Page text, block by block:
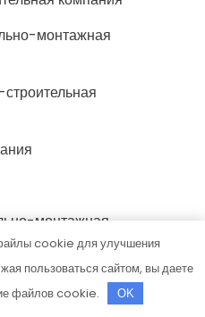
монтажная
монтажная
компания
cookie для улучшения
пользоваться сайтом, вы даете
файлов cookie.
OK